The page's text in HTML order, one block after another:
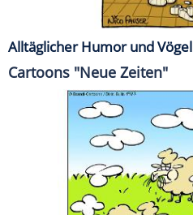
Alltäglicher Humor und Vögel
Cartoons "Neue Zeiten"